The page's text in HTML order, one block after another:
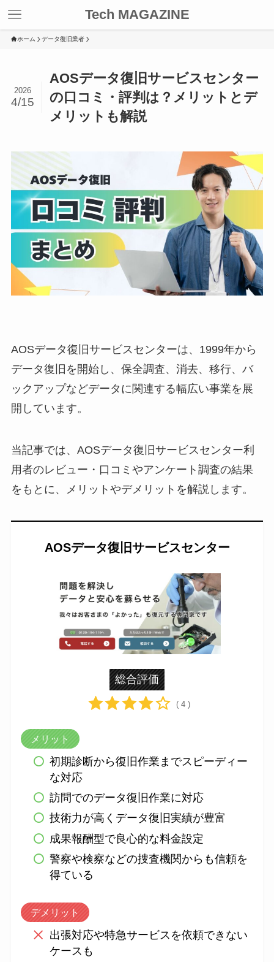
Tech MAGAZINE
ホーム データ復旧業者
AOSデータ復旧サービスセンター
の口コミ・評判は？メリットとデ
メリットも解説
2026
4/15
AOSデータ復旧サービスセンターは、1999年から
データ復旧を開始し、保全調査、消去、移行、バ
ックアップなどデータに関連する幅広い事業を展
開しています。
当記事では、AOSデータ復旧サービスセンター利
用者のレビュー・口コミやアンケート調査の結果
をもとに、メリットやデメリットを解説します。
AOSデータ復旧サービスセンター
総合評価
( 4 )
メリット
初期診断から復旧作業までスピーディー
な対応
訪問でのデータ復旧作業に対応
技術力が高くデータ復旧実績が豊富
成果報酬型で良心的な料金設定
警察や検察などの捜査機関からも信頼を
得ている
デメリット
出張対応や特急サービスを依頼できない
ケースも